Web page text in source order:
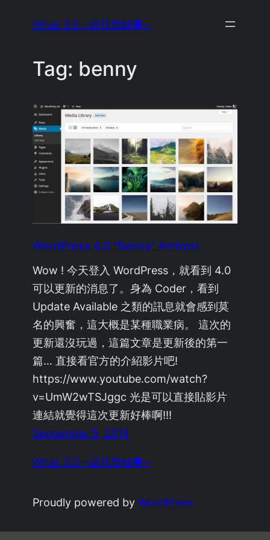
What 3.0 ~尋找新鮮事~
Tag: benny
WordPress 4.0 "Benny" Arrives!
Wow ! 今天登入 WordPress，就看到 4.0
可以更新的消息了。身為 Coder，看到
Update Available 之類的訊息就會感到莫
名的興奮，這大概是某種職業病。 這次的
更新還沒玩過，這篇文章是更新後的第一
篇… 直接看官方的介紹影片吧!
https://www.youtube.com/watch?
v=UmW2wTSJggc 光是可以直接貼影片
連結就覺得這次更新好棒啊!!!
September 5, 2014
What 3.0 ~尋找新鮮事~
Proudly powered byWordPress